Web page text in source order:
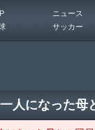
ニュース
サッカー